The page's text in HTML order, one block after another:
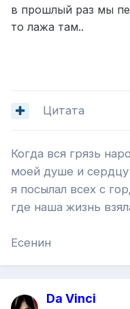
в прошлый раз мы
то лажа там..
Цитата
Когда вся грязь
моей душе и сердцу
я посылал всех с
где наша жизнь
Есенин
Da Vinci